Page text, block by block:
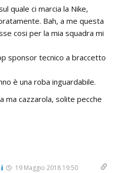
quale ci marcia la Nike,
Bah, a me questa
cosi per la mia squadra mi
sponsor tecnico a braccetto
è una roba inguardabile.
ma cazzarola, solite pecche
19 Maggio 2018 19:50